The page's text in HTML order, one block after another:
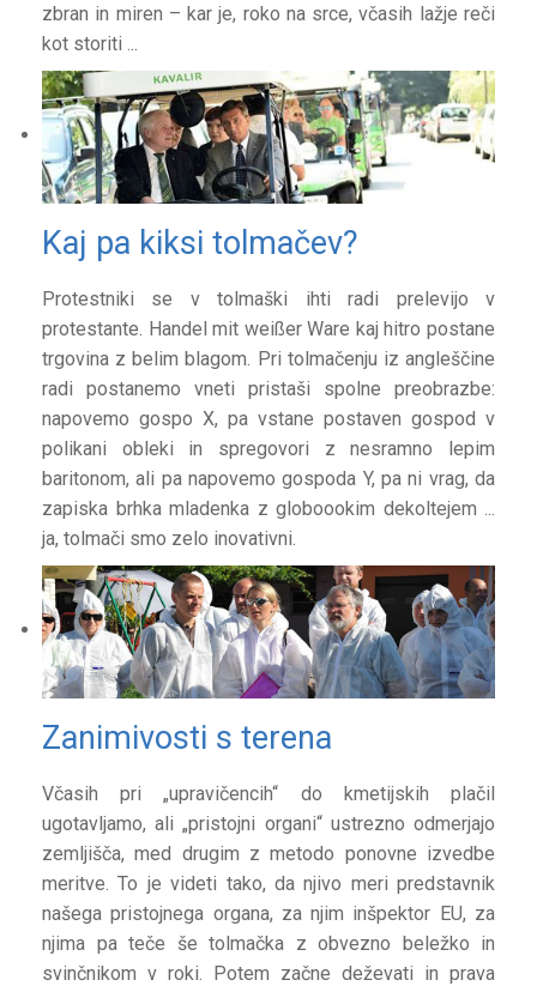
zbran in miren – kar je, roko na srce, včasih lažje reči
kot storiti ...
Kaj pa kiksi tolmačev?
Protestniki se v tolmaški ihti radi prelevijo v
protestante. Handel mit weißer Ware kaj hitro postane
trgovina z belim blagom. Pri tolmačenju iz angleščine
radi postanemo vneti pristaši spolne preobrazbe:
napovemo gospo X, pa vstane postaven gospod v
polikani obleki in spregovori z nesramno lepim
baritonom, ali pa napovemo gospoda Y, pa ni vrag, da
zapiska brhka mladenka z globoookim dekoltejem ...
ja, tolmači smo zelo inovativni.
Zanimivosti s terena
Včasih pri „upravičencih“ do kmetijskih plačil
ugotavljamo, ali „pristojni organi“ ustrezno odmerjajo
zemljišča, med drugim z metodo ponovne izvedbe
meritve. To je videti tako, da njivo meri predstavnik
našega pristojnega organa, za njim inšpektor EU, za
njima pa teče še tolmačka z obvezno beležko in
svinčnikom v roki. Potem začne deževati in prava